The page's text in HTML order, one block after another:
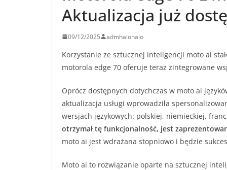
Aktualizacja już
09/12/2025 admhalohalo
Korzystanie ze sztucznej inteligencji moto ai
motorola edge 70 oferuje teraz zintegrowane
Oprócz dostępnych dotychczas w moto ai
aktualizacja usługi wprowadziła
wersjach językowych: polskiej, niemieckiej,
otrzymał tę funkcjonalność, jest
moto ai jest wdrażana stopniowo i będzie
Moto ai to rozwiązanie oparte na sztucznej